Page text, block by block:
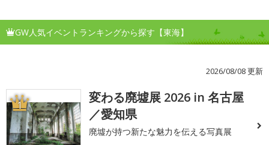
GW人気イベントランキングから探す【東海】
2026/08/08 更新
1
変わる廃墟展 2026 in 名古屋
／愛知県
廃墟が持つ新たな魅力を伝える写真展